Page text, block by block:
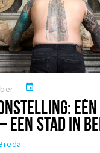
event
EEN STAD IN